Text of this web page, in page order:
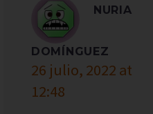
NURIA
DOMÍNGUEZ
26 julio, 2022 at
12:48